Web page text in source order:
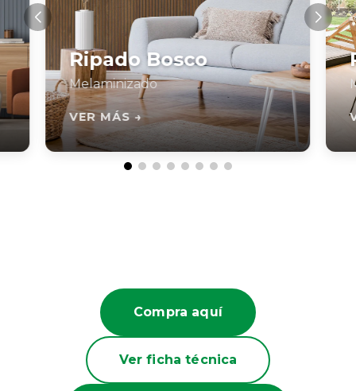
Ripado Bosco
Melaminizado
VER MÁS →
Compra aquí
Ver ficha técnica